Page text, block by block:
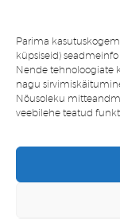
Parima
küpsiseid)
Nende tehnoloogiate
nagu
Nõusoleku
veebilehe teatud